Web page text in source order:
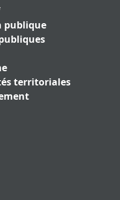
publique
territoriales